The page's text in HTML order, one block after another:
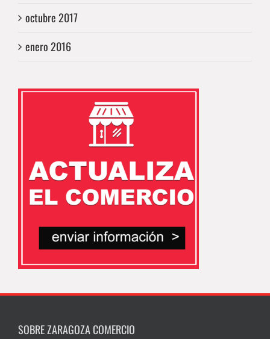
octubre 2017
enero 2016
SOBRE ZARAGOZA COMERCIO